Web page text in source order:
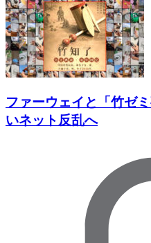
ファーウェイと「竹ゼ
いネット反乱へ